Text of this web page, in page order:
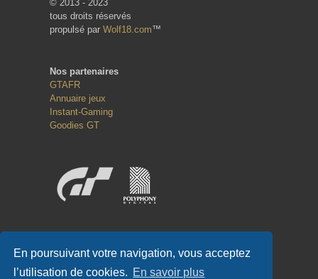
En poursuivant votre navigation, vous acceptez
l’utilisation de cookies. En savoir plus
© 2013 - 2023
tous droits réservés
propulsé par Wolf18.com™
Nos partenaires
GTAFR
Annuaire jeux
Instant-Gaming
Goodies GT